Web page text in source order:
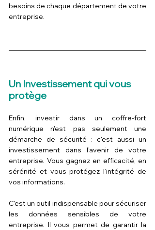
besoins de chaque département de votre
entreprise.
Un Investissement qui vous
protège
Enfin, investir dans un coffre-fort
numérique n'est pas seulement une
démarche de sécurité : c'est aussi un
investissement dans l’avenir de votre
entreprise. Vous gagnez en efficacité, en
sérénité et vous protégez l’intégrité de
vos informations.
C'est un outil indispensable pour sécuriser
les données sensibles de votre
entreprise. Il vous permet de garantir la